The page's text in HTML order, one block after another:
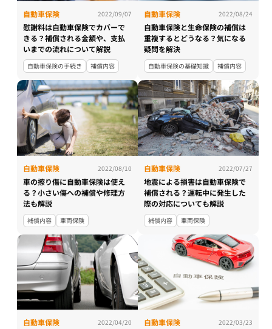
自動車保険 2022/09/07
慰謝料は自動車保険でカバーで
きる？補償される金額や、支払
いまでの流れについて解説
自動車保険の手続き 補償内容
自動車保険 2022/08/24
自動車保険と生命保険の補償は
重複するとどうなる？気になる
疑問を解決
自動車保険の基礎知識 補償内容
自動車保険 2022/08/10
車の擦り傷に自動車保険は使え
る？小さい傷への補償や修理方
法も解説
補償内容 車両保険
自動車保険 2022/07/27
地震による損害は自動車保険で
補償される？運転中に発生した
際の対応についても解説
補償内容 車両保険
自動車保険 2022/04/20 自動車保険 2022/03/23